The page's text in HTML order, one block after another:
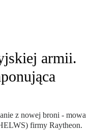
armii.
z nowej broni - mowa
firmy Raytheon.